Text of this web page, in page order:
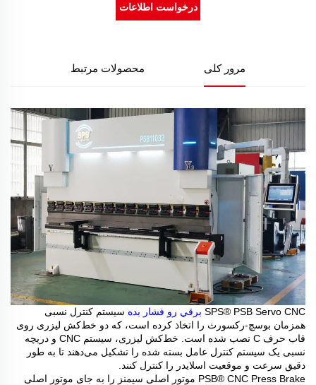
درخواست اطلاعات
مرور کلی محصولات مرتبط
SPS® PSB Servo CNC برقي رو فشار بده سیستم کنترل نسبی
همزمان بوسچ-رکسورث را اتخاذ کرده است، که دو خط‌کش لیزری روی
قاب حرف C نصب شده است. خط‌کش لیزری، سیستم CNC و دریچه
نسبی یک سیستم کنترل عامل بسته شده را تشکیل می‌دهند تا به طور
دقیق سرعت و موقعیت اسلایدر را کنترل کنند.
PSB® CNC Press Brake موتور اصلی سیمنز را به جای موتور اصلی